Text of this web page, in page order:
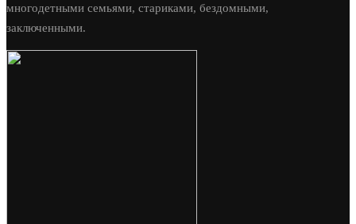
многодетными семьями, стариками, бездомными,
заключенными.